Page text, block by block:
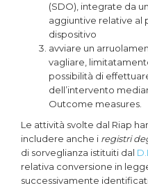
(SDO), integrate da
aggiuntive relative al
dispositivo
avviare un
vagliare,
possibilità di
dell’intervento
Outcome measures.
Le attività svolte dal Riap
includere anche i registri
di sorveglianza istituiti dal
relativa conversione in
successivamente